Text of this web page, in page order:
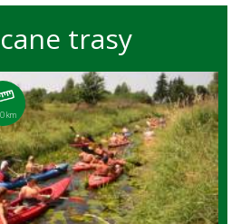
trasy
km